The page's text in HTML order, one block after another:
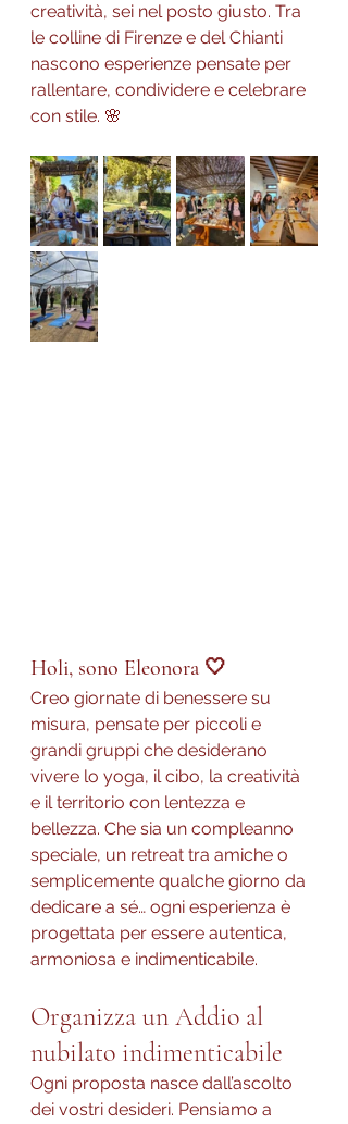
creatività, sei nel posto giusto. Tra
le colline di Firenze e del Chianti
nascono esperienze pensate per
rallentare, condividere e celebrare
con stile. 🌸
Holi, sono Eleonora 🤍
Creo giornate di benessere su
misura, pensate per piccoli e
grandi gruppi che desiderano
vivere lo yoga, il cibo, la creatività
e il territorio con lentezza e
bellezza. Che sia un compleanno
speciale, un retreat tra amiche o
semplicemente qualche giorno da
dedicare a sé… ogni esperienza è
progettata per essere autentica,
armoniosa e indimenticabile.
Organizza un Addio al
nubilato indimenticabile
Ogni proposta nasce dall’ascolto
dei vostri desideri. Pensiamo a